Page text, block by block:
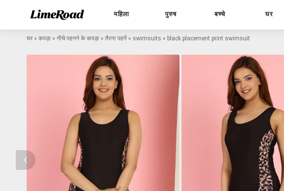
महिला पुरुष बच्चे घर
घर » कपड़ा » नीचे पहनने के कपड़ा » तैरना पहनें » swimsuits » black placement print swimsuit